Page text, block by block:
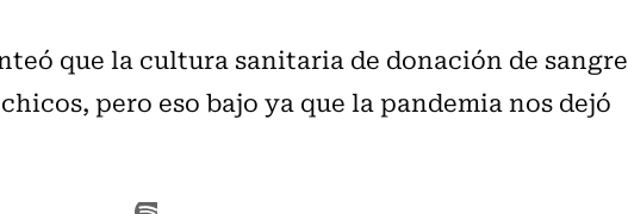
que la cultura sanitaria de donación de sangre
pero eso bajo ya que la pandemia nos dejó